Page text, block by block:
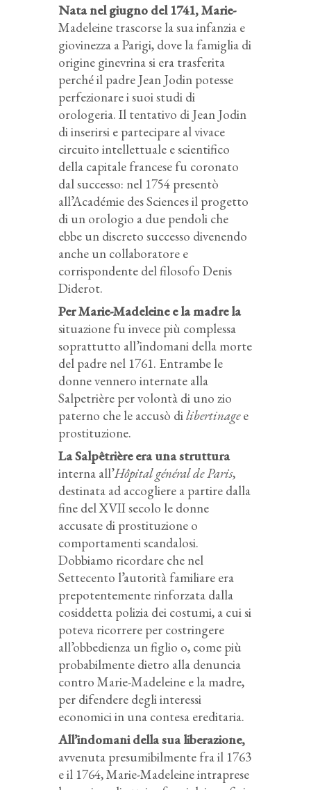
Nata nel giugno del 1741, Marie-
Madeleine trascorse la sua infanzia e
giovinezza a Parigi, dove la famiglia di
origine ginevrina si era trasferita
perché il padre Jean Jodin potesse
perfezionare i suoi studi di
orologeria. Il tentativo di Jean Jodin
di inserirsi e partecipare al vivace
circuito intellettuale e scientifico
della capitale francese fu coronato
dal successo: nel 1754 presentò
all’Académie des Sciences il progetto
di un orologio a due pendoli che
ebbe un discreto successo divenendo
anche un collaboratore e
corrispondente del filosofo Denis
Diderot.
Per Marie-Madeleine e la madre la
situazione fu invece più complessa
soprattutto all’indomani della morte
del padre nel 1761. Entrambe le
donne vennero internate alla
Salpetrière per volontà di uno zio
paterno che le accusò dilibertinagee
prostituzione.
La Salpêtrière era una struttura
interna all’Hôpital général de Paris,
destinata ad accogliere a partire dalla
fine del XVII secolo le donne
accusate di prostituzione o
comportamenti scandalosi.
Dobbiamo ricordare che nel
Settecento l’autorità familiare era
prepotentemente rinforzata dalla
cosiddetta polizia dei costumi, a cui si
poteva ricorrere per costringere
all’obbedienza un figlio o, come più
probabilmente dietro alla denuncia
contro Marie-Madeleine e la madre,
per difendere degli interessi
economici in una contesa ereditaria.
All’indomani della sua liberazione,
avvenuta presumibilmente fra il 1763
e il 1764, Marie-Madeleine intraprese